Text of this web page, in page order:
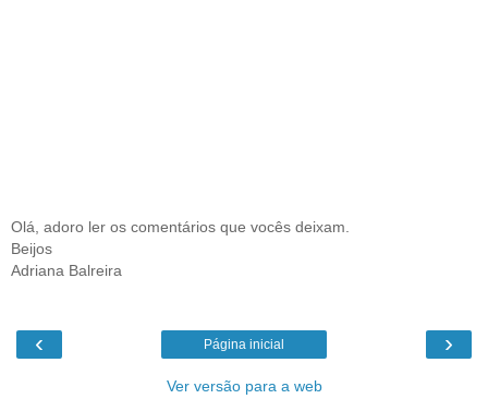
Olá, adoro ler os comentários que vocês deixam.
Beijos
Adriana Balreira
‹ ›
Página inicial
Ver versão para a web